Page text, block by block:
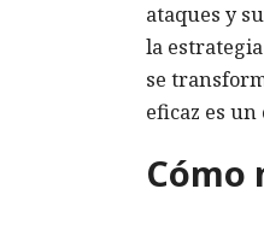
ataques y
la
se
eficaz es
Cómo